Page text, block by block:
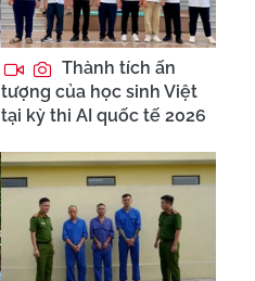
Thành tích ấn
tượng của học sinh Việt
tại kỳ thi AI quốc tế 2026